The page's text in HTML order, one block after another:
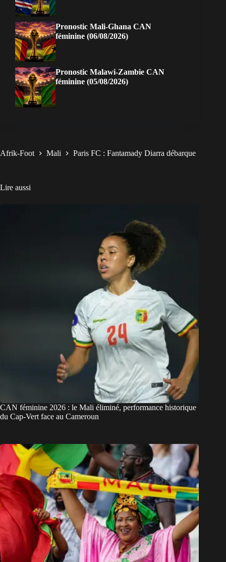
Pronostic Mali-Ghana CAN
féminine (06/08/2026)
Pronostic Malawi-Zambie CAN
féminine (05/08/2026)
Afrik-Foot Mali Paris FC : Fantamady Diarra débarque
Lire aussi
CAN féminine 2026 : le Mali éliminé, performance historique
du Cap-Vert face au Cameroun